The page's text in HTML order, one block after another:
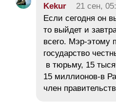
Kekur 21 сен,
Если сегодня он
то выйдет и
всего. Мэр-
государство
в тюрьму, 15
15 миллионов-в
член